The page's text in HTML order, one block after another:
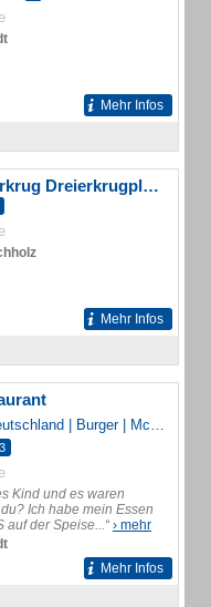
Mehr Infos
Gaststaette Dreierkrug Dreierkrugplatz 3
Mehr Infos
McDonald\u0027s Deutschland | Burger | McNuggets | McCafé | Desserts \u0026 Mehr
Kind und es waren
Ich habe mein Essen
auf der Speise...“› mehr
Mehr Infos